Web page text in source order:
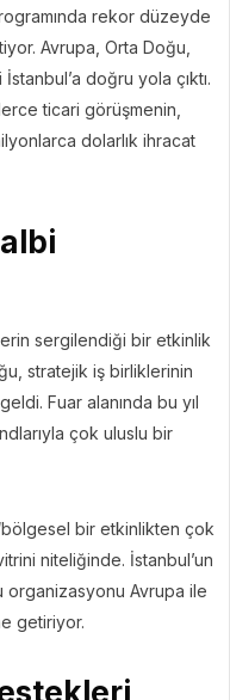
rekor düzeyde
Avrupa, Orta Doğu,
doğru yola çıktı.
ticari görüşmenin,
dolarlık ihracat
sergilendiği bir etkinlik
stratejik iş birliklerinin
Fuar alanında bu yıl
çok uluslu bir
bir etkinlikten çok
niteliğinde. İstanbul’un
organizasyonu Avrupa ile
getiriyor.